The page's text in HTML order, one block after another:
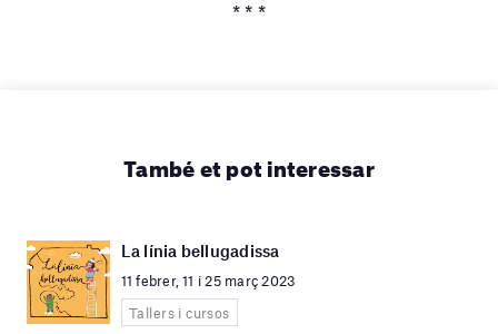
* * *
També et pot interessar
La línia bellugadissa
11 febrer, 11 i 25 març 2023
Tallers i cursos